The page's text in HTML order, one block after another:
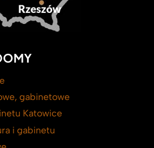
gabinetowe
Katowice
i gabinetu